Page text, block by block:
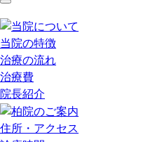
当院の特徴
治療の流れ
治療費
院長紹介
住所・アクセス